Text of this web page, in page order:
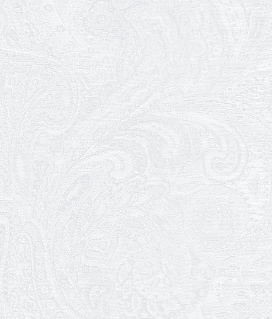
01.04.2026
Трудовий ювілей Олени
Корольової
27.03.2026
З Всесвітнім днем театру!
26.03.2026
Божевільна родина — 24 та 26
квітня
25.03.2026
Нам — 79!
17.03.2026
Зелене світло твого дозвілля
11.03.2026
Результати конкурсу
10.03.2026
Ювілей Тетяни Хамітової
03.03.2026
Ювілей Сергія Богаченка
02.03.2026
Результати конкурсу